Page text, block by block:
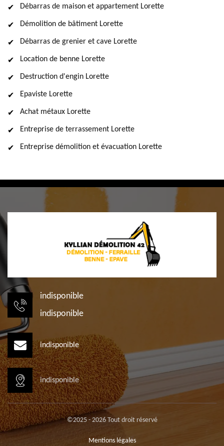
Débarras de maison et appartement Lorette
Démolition de bâtiment Lorette
Débarras de grenier et cave Lorette
Location de benne Lorette
Destruction d'engin Lorette
Epaviste Lorette
Achat métaux Lorette
Entreprise de terrassement Lorette
Entreprise démolition et évacuation Lorette
indisponible
indisponible
indisponible
indisponible
©2025 - 2026 Tout droit réservé
Mentions légales